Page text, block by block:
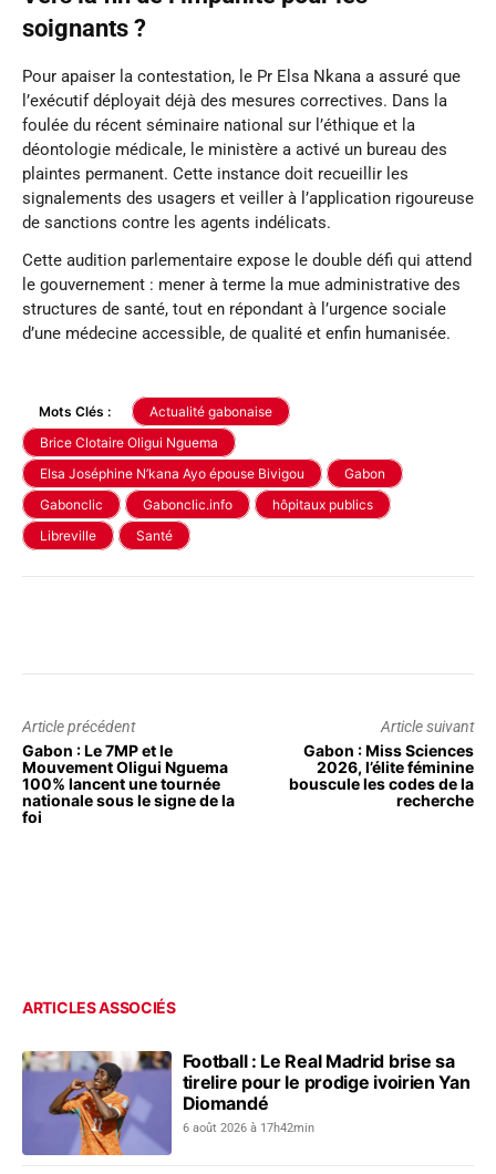
soignants ?
Pour apaiser la contestation, le Pr Elsa Nkana a assuré que
l’exécutif déployait déjà des mesures correctives. Dans la
foulée du récent séminaire national sur l’éthique et la
déontologie médicale, le ministère a activé un bureau des
plaintes permanent. Cette instance doit recueillir les
signalements des usagers et veiller à l’application rigoureuse
de sanctions contre les agents indélicats.
Cette audition parlementaire expose le double défi qui attend
le gouvernement : mener à terme la mue administrative des
structures de santé, tout en répondant à l’urgence sociale
d’une médecine accessible, de qualité et enfin humanisée.
Mots Clés :
Actualité gabonaise
Brice Clotaire Oligui Nguema
Elsa Joséphine N’kana Ayo épouse Bivigou
Gabon
Gabonclic
Gabonclic.info
hôpitaux publics
Libreville
Santé
Article précédent
Gabon : Le 7MP et le
Mouvement Oligui Nguema
100% lancent une tournée
nationale sous le signe de la
foi
Article suivant
Gabon : Miss Sciences
2026, l’élite féminine
bouscule les codes de la
recherche
ARTICLES ASSOCIÉS
Football : Le Real Madrid brise sa
tirelire pour le prodige ivoirien Yan
Diomandé
6 août 2026 à 17h42min